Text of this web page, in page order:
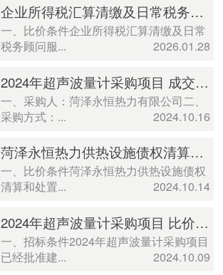
企业所得税汇算清缴及日常税务顾问服务 比价公告
一、比价条件企业所得税汇算清缴及日常
税务顾问服...
2026.01.28
2024年超声波量计采购项目 成交公示
一、采购人：菏泽永恒热力有限公司二、
采购方式：...
2024.10.16
菏泽永恒热力供热设施债权清算和处置工作服务项目 比价公告
一、比价条件菏泽永恒热力供热设施债权
清算和处置...
2024.10.14
2024年超声波量计采购项目 比价公告
一、招标条件2024年超声波量计采购项目
已经批准建...
2024.10.09